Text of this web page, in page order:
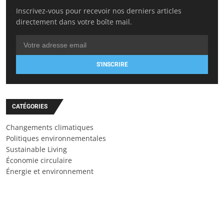
Inscrivez-vous pour recevoir nos derniers articles
directement dans votre boîte mail.
S'INSCRIRE
CATÉGORIES
Changements climatiques
Politiques environnementales
Sustainable Living
Économie circulaire
Énergie et environnement